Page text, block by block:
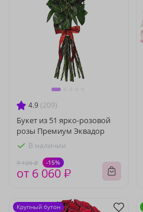
4.9 (209)
Букет из 51 ярко-розовой
розы Премиум Эквадор
В наличии
7 120 ₽ -15%
от 6 060 ₽
Крупный бутон